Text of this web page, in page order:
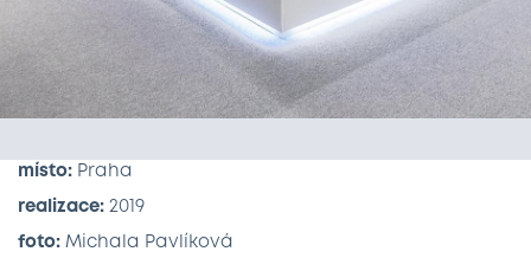
místo: Praha
realizace: 2019
foto: Michala Pavlíková